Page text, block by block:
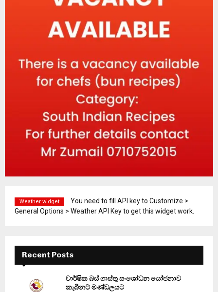
Weather widget
You need to fill API key to Customize >
General Options > Weather API Key to get this widget work.
Recent Posts
වාර්ෂික බස් ගාස්තු සංශෝධන යෝජනාව
කැබිනට් මණ්ඩලයට